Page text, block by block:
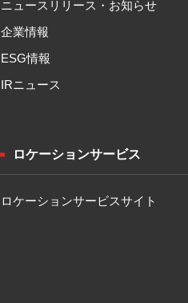
ニュースリリース・お知らせ
企業情報
ESG情報
IRニュース
ロケーションサービス
ロケーションサービスサイト